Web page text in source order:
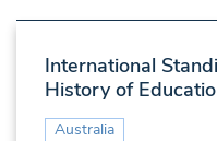
International
History of
Australia